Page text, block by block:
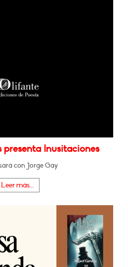
presenta Inusitaciones
con Jorge Gay
Leer más...